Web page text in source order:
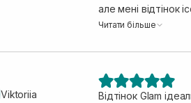
але мені відтінок
Приємний, але не
дуже багато. Не
Читати більше
Viktoriia
Відтінок Glam